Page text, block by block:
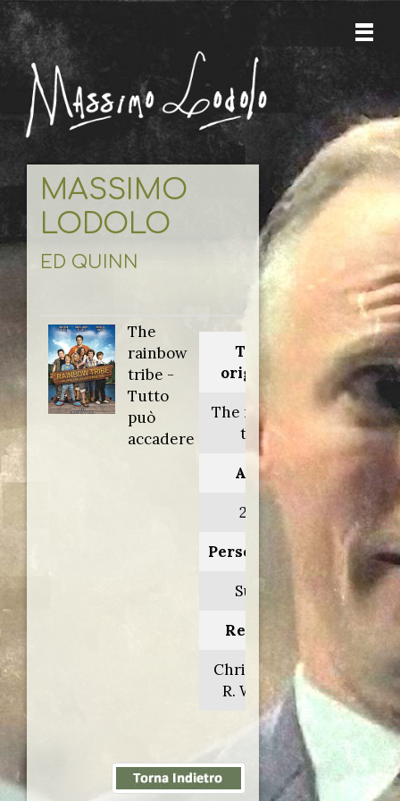
MASSIMO
LODOLO
ED QUINN
The
rainbow
tribe -
Tutto
può
accadere
Titolo
originale:
The rainbow
tribe
Anno:
2008
Personaggio:
Sunny
Regia di:
Christopher
R. Watson